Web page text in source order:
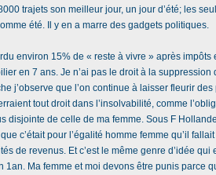
trajets son meilleur jour, un jour d’été; les
été. Il y en a marre des gadgets politiques.
environ 15% de « reste à vivre » après
en 7 ans. Je n’ai pas le droit à la suppression
j’observe que l’on continue à laisser fleurir
tout droit dans l’insolvabilité, comme
disjointe de celle de ma femme. Sous F
c’était pour l’égalité homme femme qu’il
de revenus. Et c’est le même genre d’idée
1an. Ma femme et moi devons être punis parce